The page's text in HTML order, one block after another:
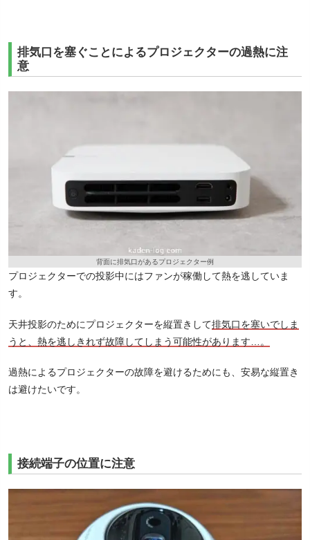
排気口を塞ぐことによるプロジェクターの過熱に注
意
背面に排気口があるプロジェクター例
プロジェクターでの投影中にはファンが稼働して熱を逃していま
す。
天井投影のためにプロジェクターを縦置きして排気口を塞いでしま
うと、熱を逃しきれず故障してしまう可能性があります…。
過熱によるプロジェクターの故障を避けるためにも、安易な縦置き
は避けたいです。
接続端子の位置に注意